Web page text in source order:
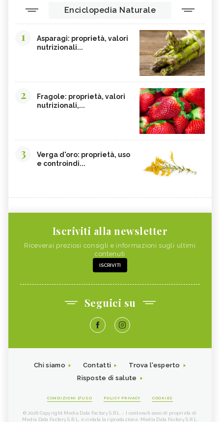
Enciclopedia Naturale
1
Asparagi: proprietà, valori
nutrizionali...
2
Fragole: proprietà, valori
nutrizionali,...
3
Verga d'oro: proprietà, uso
e controindi...
Iscriviti alla newsletter
Riceverai preziosi consigli e informazioni sugli ultimi
contenuti
ISCRIVITI
Seguici su
Chi siamo Contatti
Trova l'esperto
Risposte di salute
CONDIZIONI D'USO POLICY PRIVACY COOKIES
© 2026 Copyright Media Data Factory S.R.L. - I contenuti sono di proprietà di
Media Data Factory S.R.L, è vietata la riproduzione. Media Data Factory S.R.L.